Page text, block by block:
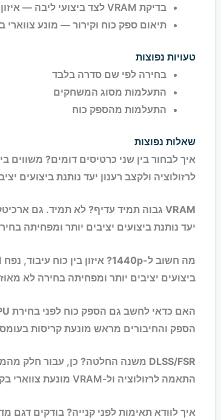
בדיקת VRAM לצד ביצועי ליבה — איזון נכון חשוב יותר מנתון יחיד.
תיאום ספק כוח וקירור — מונע צווארי
טעויות נפוצות
בחירה לפי שם סדרה בלבד
התעלמות מסוג המשחקים
התעלמות מהספק כוח
שאלות נפוצות
איך לבחור בין שני כרטיסים דומים?
לרזולוציה ולקצב רענון יעד נותנת ביצועים
VRAM גבוה תמיד עדיף?
לא תמיד. גם
יעד נותנת ביצועים יציבים יותר ומפחיתה
מה חשוב ל-1440p?
ביצועים יציבים יותר ומפחיתה בחירה לא
האם כדאי לחשב גם הספק כוח לפני בחירת GPU?
הספק והחיבורים מראש מונעת קריסות
DLSS/FSR משנה החלטה?
כן, עבור חלק
התאמה לרזולוציה ול-VRAM מונעת צווארי בקבוק ומשפרת יציבות FPS.
איך לוודא תאימות לפני קנייה?